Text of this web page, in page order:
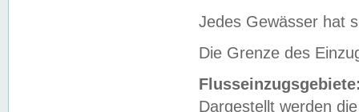
Jedes Gewässer hat
Die Grenze des
Dargestellt werden